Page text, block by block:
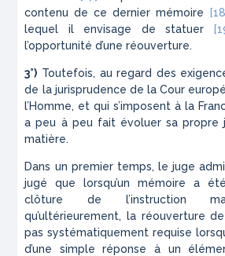
contenu de ce dernier mémoire
lequel il envisage de statuer
l’opportunité d’une réouverture.
3°) Toutefois, au regard des
de la jurisprudence de la Cour
l’Homme, et qui s’imposent à la
a peu à peu fait évoluer sa propre
matière.
Dans un premier temps, le juge
jugé que lorsqu’un mémoire a
clôture de l’instruction
qu’ultérieurement, la réouverture de
pas systématiquement requise
d’une simple réponse à un